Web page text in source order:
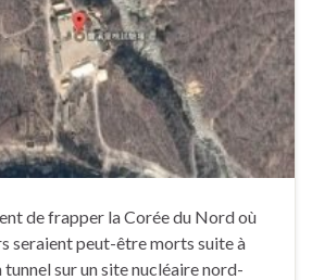
de frapper la Corée du Nord où
seraient peut-être morts suite à
tunnel sur un site nucléaire nord-